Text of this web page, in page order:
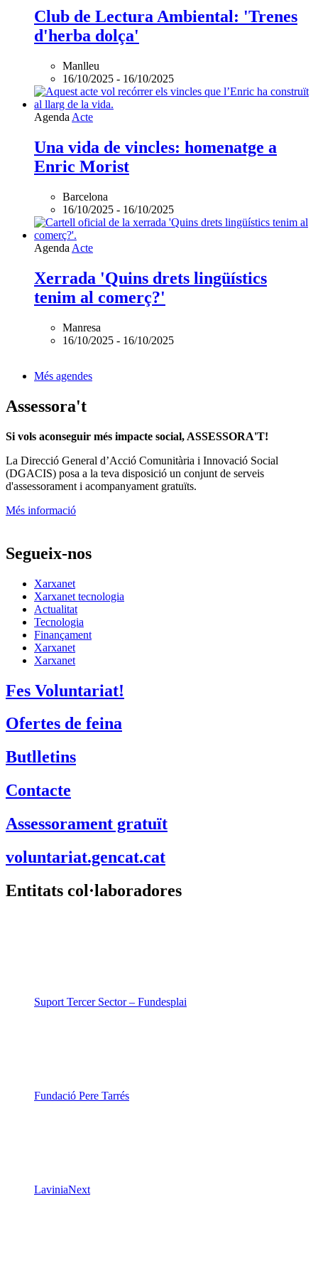
és
online
Club de Lectura Ambiental: 'Trenes
d'herba dolça'
Manlleu
16/10/2025 - 16/10/2025
Agenda Acte
Una vida de vincles: homenatge a
Enric Morist
Barcelona
16/10/2025 - 16/10/2025
Agenda Acte
Xerrada 'Quins drets lingüístics
tenim al comerç?'
Manresa
16/10/2025 - 16/10/2025
Més agendes
Assessora't
Si vols aconseguir més impacte social, ASSESSORA'T!
La Direcció General d’Acció Comunitària i Innovació Social
(DGACIS) posa a la teva disposició un conjunt de serveis
d'assessorament i acompanyament gratuïts.
Més informació
Segueix-nos
Xarxanet
Xarxanet tecnologia
Actualitat
Tecnologia
Finançament
Xarxanet
Xarxanet
Fes Voluntariat!
Ofertes de feina
Butlletins
Contacte
Assessorament gratuït
voluntariat.gencat.cat
Entitats col·laboradores
Suport Tercer Sector – Fundesplai
Fundació Pere Tarrés
LaviniaNext